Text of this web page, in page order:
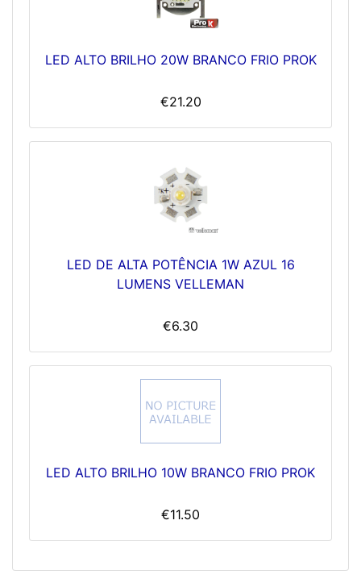
LED ALTO BRILHO 20W BRANCO FRIO PROK
€21.20
LED DE ALTA POTÊNCIA 1W AZUL 16
LUMENS VELLEMAN
€6.30
LED ALTO BRILHO 10W BRANCO FRIO PROK
€11.50